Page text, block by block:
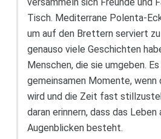
versammeln sich Freunde und
Tisch. Mediterrane Polenta-
um auf den Brettern serviert
genauso viele Geschichten
Menschen, die sie umgeben.
gemeinsamen Momente, wenn
wird und die Zeit fast
daran erinnern, dass das Leben
Augenblicken besteht.